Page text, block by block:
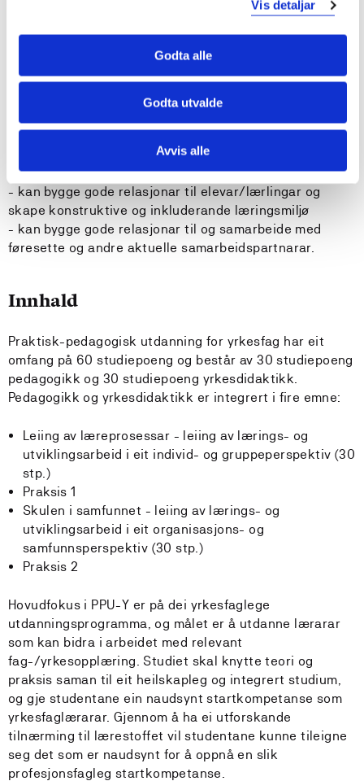
Vis detaljar
Godta alle
Godta utvalde
Avvis alle
formidlingsevne motivere for elevanes/lærlinganes
læring, yrkesstoltheit og yrkesidentitet
- kan analysere egne behov for kompetanseheving og
ha endrings- og utviklingskompetanse for å møte
- kan legge til rette for entreprenørskap, nytenking og
innovasjon, og at lokalt arbeids-, samfunns- og kulturliv
involverast i opplæringa
- kan bygge gode relasjonar til elevar/lærlingar og
skape konstruktive og inkluderande læringsmiljø
- kan bygge gode relasjonar til og samarbeide med
føresette og andre aktuelle samarbeidspartnarar.
Innhald
Praktisk-pedagogisk utdanning for yrkesfag har eit
omfang på 60 studiepoeng og består av 30 studiepoeng
pedagogikk og 30 studiepoeng yrkesdidaktikk.
Pedagogikk og yrkesdidaktikk er integrert i fire emne:
Leiing av læreprosessar - leiing av lærings- og
utviklingsarbeid i eit individ- og gruppeperspektiv (30
stp.)
Praksis 1
Skulen i samfunnet - leiing av lærings- og
utviklingsarbeid i eit organisasjons- og
samfunnsperspektiv (30 stp.)
Praksis 2
Hovudfokus i PPU-Y er på dei yrkesfaglege
utdanningsprogramma, og målet er å utdanne lærarar
som kan bidra i arbeidet med relevant
fag-/yrkesopplæring. Studiet skal knytte teori og
praksis saman til eit heilskapleg og integrert studium,
og gje studentane ein naudsynt startkompetanse som
yrkesfaglærarar. Gjennom å ha ei utforskande
tilnærming til lærestoffet vil studentane kunne tileigne
seg det som er naudsynt for å oppnå en slik
profesjonsfagleg startkompetanse.